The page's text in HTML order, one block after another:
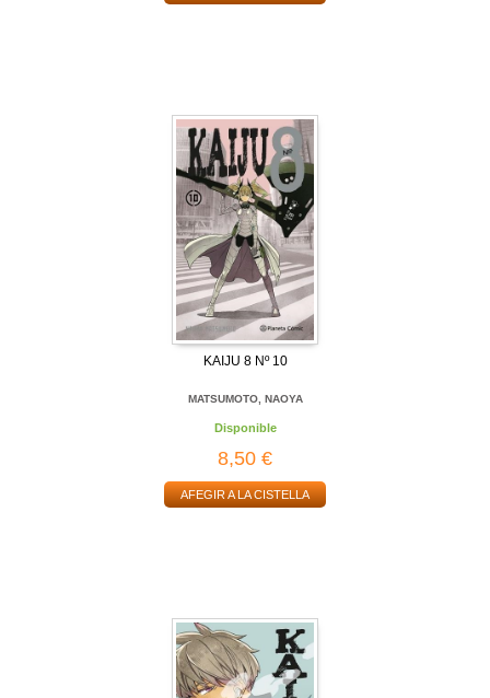
KAIJU 8 Nº 10
MATSUMOTO, NAOYA
Disponible
8,50 €
AFEGIR A LA CISTELLA